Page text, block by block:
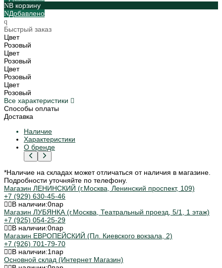
В корзину
Добавлено
Быстрый заказ
Цвет
Розовый
Цвет
Розовый
Цвет
Розовый
Цвет
Розовый
Все характеристики
Способы оплаты
Доставка
Наличие
Характеристики
О бренде
*Наличие на складах может отличаться от наличия в магазине.
Подробности уточняйте по телефону.
Магазин ЛЕНИНСКИЙ (г.Москва, Ленинский проспект, 109)
+7 (929) 630-45-46
В наличии:0пар
Магазин ЛУБЯНКА (г.Москва, Театральный проезд, 5/1, 1 этаж)
+7 (925) 054-25-29
В наличии:0пар
Магазин ЕВРОПЕЙСКИЙ (Пл. Киевского вокзала, 2)
+7 (926) 701-79-70
В наличии:1 пар
Основной склад (Интернет Магазин)